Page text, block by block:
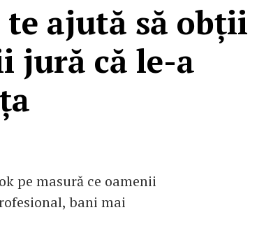
te ajută să obții
jură că le-a
pe masură ce oamenii
bani mai